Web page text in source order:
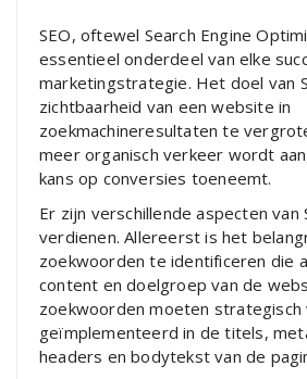
SEO, oftewel Search Engine
essentieel onderdeel van elke
marketingstrategie. Het doel van
zichtbaarheid van een website in
zoekmachineresultaten te
meer organisch verkeer wordt
kans op conversies toeneemt.
Er zijn verschillende aspecten van
verdienen. Allereerst is het
zoekwoorden te identificeren die
content en doelgroep van de
zoekwoorden moeten strategisch
geïmplementeerd in de titels,
headers en bodytekst van de